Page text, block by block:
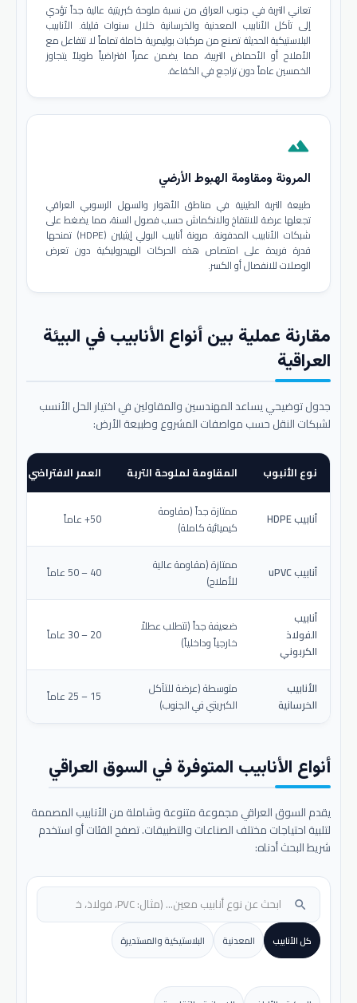
تعاني التربة في جنوب العراق من نسبة ملوحة كبريتية عالية جداً تؤدي
إلى تآكل الأنابيب المعدنية والخرسانية خلال سنوات قليلة. الأنابيب
البلاستيكية الحديثة تصنع من مركبات بوليمرية خاملة تماماً لا تتفاعل مع
الأملاح أو الأحماض التربية، مما يضمن عمراً افتراضياً طويلاً يتجاوز
الخمسين عاماً دون تراجع في الكفاءة.
terrain
المرونة ومقاومة الهبوط الأرضي
طبيعة التربة الطينية في مناطق الأهوار والسهل الرسوبي العراقي
تجعلها عرضة للانتفاخ والانكماش حسب فصول السنة، مما يضغط على
شبكات الأنابيب المدفونة. مرونة أنابيب البولي إيثيلين (HDPE) تمنحها
قدرة فريدة على امتصاص هذه الحركات الهيدروليكية دون تعرض
الوصلات للانفصال أو الكسر.
مقارنة عملية بين أنواع الأنابيب في البيئة
العراقية
جدول توضيحي يساعد المهندسين والمقاولين في اختيار الحل الأنسب
لشبكات النقل حسب مواصفات المشروع وطبيعة الأرض:
نوع الأنبوب المقاومة لملوحة التربة العمر الافتراضي
أنابيب HDPE
ممتازة جداً (مقاومة
كيميائية كاملة)
50+ عاماً
أنابيب uPVC
ممتازة (مقاومة عالية
للأملاح)
40 – 50 عاماً
أنابيب
الفولاذ
الكربوني
ضعيفة جداً (تتطلب عطلاً
خارجياً وداخلياً)
20 – 30 عاماً
الأنابيب
الخرسانية
متوسطة (عرضة للتآكل
الكبريتي في الجنوب)
15 – 25 عاماً
أنواع الأنابيب المتوفرة في السوق العراقي
يقدم السوق العراقي مجموعة متنوعة وشاملة من الأنابيب المصممة
لتلبية احتياجات مختلف الصناعات والتطبيقات. تصفح الفئات أو استخدم
شريط البحث أدناه:
search
كل الأنابيب المعدنية البلاستيكية والمستديرة